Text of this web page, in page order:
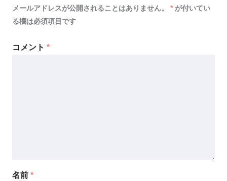
メールアドレスが公開されることはありません。 * が付いてい
る欄は必須項目です
コメント *
名前 *